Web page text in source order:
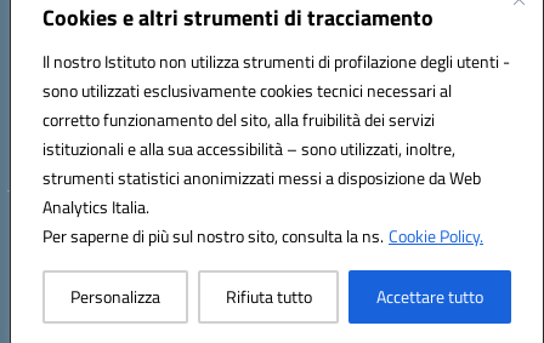
Cookies e altri strumenti di tracciamento
Il nostro Istituto non utilizza strumenti di profilazione degli utenti -
sono utilizzati esclusivamente cookies tecnici necessari al
corretto funzionamento del sito, alla fruibilità dei servizi
istituzionali e alla sua accessibilità – sono utilizzati, inoltre,
strumenti statistici anonimizzati messi a disposizione da Web
Analytics Italia.
Per saperne di più sul nostro sito, consulta la ns.Cookie Policy.
Personalizza Rifiuta tutto Accettare tutto
Indirizzo:Corso Fornari, 1 - 70056 Molfetta
Posta elettronica certificata (PEC):BARH04000D@pec.istruzione.it
Codice fiscale: 93249230728
Codice meccanografico: BARH04000D
Hosting & Powered by 3D Solution S.r.l.
Concept & Design by Designers Italia